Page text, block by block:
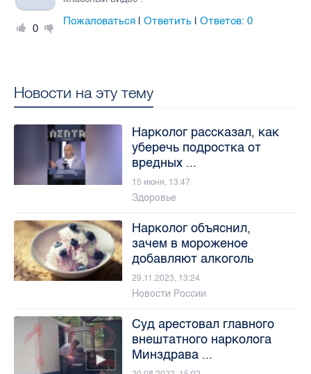
0
Пожаловаться |Ответить |Ответов:0
Новости на эту тему
Нарколог рассказал, как
уберечь подростка от
вредных ...
15 июня, 13:47
Здоровье
Нарколог объяснил,
зачем в мороженое
добавляют алкоголь
29.11.2023, 13:24
Новости России
Суд арестовал главного
внештатного нарколога
Минздрава ...